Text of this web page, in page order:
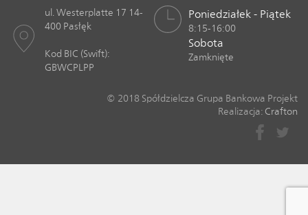
ul. Westerplatte 17 14-
400 Pasłęk
Kod BIC (Swift):
GBWCPLPP
Poniedziałek - Piątek
8:15-16:00
Sobota
Zamknięte
© 2018 Spółdzielcza Grupa Bankowa Projekt
Realizacja: Crafton